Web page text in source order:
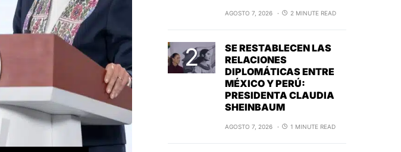
AGOSTO 7, 2026 2 MINUTE READ
SE RESTABLECEN LAS
RELACIONES
DIPLOMÁTICAS ENTRE
MÉXICO Y PERÚ:
PRESIDENTA CLAUDIA
SHEINBAUM
AGOSTO 7, 2026 1 MINUTE READ